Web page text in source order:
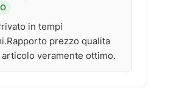
in tempi
prezzo qualita
veramente ottimo.